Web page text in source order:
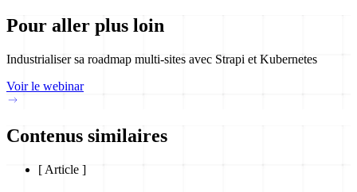
Pour aller plus loin
Industrialiser sa roadmap multi-sites avec Strapi et Kubernetes
Voir le webinar
Contenus similaires
[ Article ]